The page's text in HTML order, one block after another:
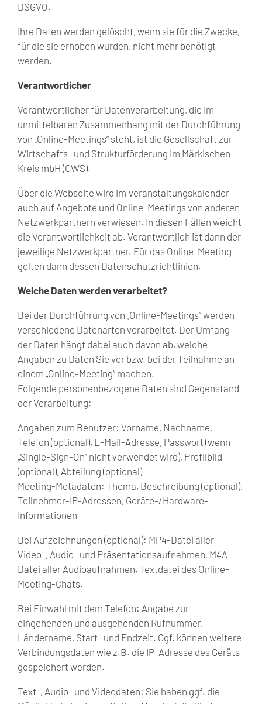
DSGVO.
Ihre Daten werden gelöscht, wenn sie für die Zwecke,
für die sie erhoben wurden, nicht mehr benötigt
werden.
Verantwortlicher
Verantwortlicher für Datenverarbeitung, die im
unmittelbaren Zusammenhang mit der Durchführung
von „Online-Meetings“ steht, ist die Gesellschaft zur
Wirtschafts- und Strukturförderung im Märkischen
Kreis mbH (GWS).
Über die Webseite wird im Veranstaltungskalender
auch auf Angebote und Online-Meetings von anderen
Netzwerkpartnern verwiesen. In diesen Fällen weicht
die Verantwortlichkeit ab. Verantwortlich ist dann der
jeweilige Netzwerkpartner. Für das Online-Meeting
gelten dann dessen Datenschutzrichtlinien.
Welche Daten werden verarbeitet?
Bei der Durchführung von „Online-Meetings“ werden
verschiedene Datenarten verarbeitet. Der Umfang
der Daten hängt dabei auch davon ab, welche
Angaben zu Daten Sie vor bzw. bei der Teilnahme an
einem „Online-Meeting“ machen.
Folgende personenbezogene Daten sind Gegenstand
der Verarbeitung:
Angaben zum Benutzer: Vorname, Nachname,
Telefon (optional), E-Mail-Adresse, Passwort (wenn
„Single-Sign-On“ nicht verwendet wird), Profilbild
(optional), Abteilung (optional)
Meeting-Metadaten: Thema, Beschreibung (optional),
Teilnehmer-IP-Adressen, Geräte-/Hardware-
Informationen
Bei Aufzeichnungen (optional): MP4-Datei aller
Video-, Audio- und Präsentationsaufnahmen, M4A-
Datei aller Audioaufnahmen, Textdatei des Online-
Meeting-Chats.
Bei Einwahl mit dem Telefon: Angabe zur
eingehenden und ausgehenden Rufnummer,
Ländername, Start- und Endzeit. Ggf. können weitere
Verbindungsdaten wie z.B. die IP-Adresse des Geräts
gespeichert werden.
Text-, Audio- und Videodaten: Sie haben ggf. die